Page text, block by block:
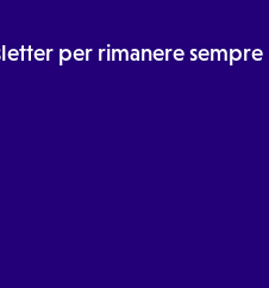
per rimanere sempre